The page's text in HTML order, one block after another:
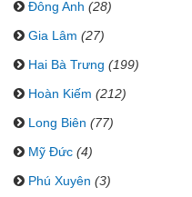
Đông Anh (28)
Gia Lâm (27)
Hai Bà Trưng (199)
Hoàn Kiếm (212)
Long Biên (77)
Mỹ Đức (4)
Phú Xuyên (3)